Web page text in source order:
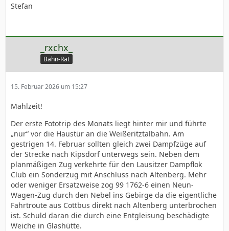
Stefan
_rxchx_
Bahn-Rat
15. Februar 2026 um 15:27
Mahlzeit!
Der erste Fototrip des Monats liegt hinter mir und führte
„nur“ vor die Haustür an die Weißeritztalbahn. Am
gestrigen 14. Februar sollten gleich zwei Dampfzüge auf
der Strecke nach Kipsdorf unterwegs sein. Neben dem
planmäßigen Zug verkehrte für den Lausitzer Dampflok
Club ein Sonderzug mit Anschluss nach Altenberg. Mehr
oder weniger Ersatzweise zog 99 1762-6 einen Neun-
Wagen-Zug durch den Nebel ins Gebirge da die eigentliche
Fahrtroute aus Cottbus direkt nach Altenberg unterbrochen
ist. Schuld daran die durch eine Entgleisung beschädigte
Weiche in Glashütte.